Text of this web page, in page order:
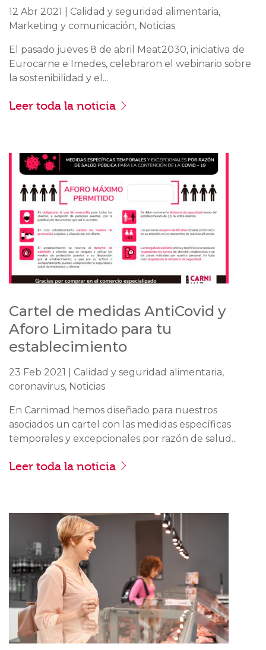
12 Abr 2021 | Calidad y seguridad alimentaria,
Marketing y comunicación, Noticias
El pasado jueves 8 de abril Meat2030, iniciativa de
Eurocarne e Imedes, celebraron el webinario sobre
la sostenibilidad y el...
Leer toda la noticia
Cartel de medidas AntiCovid y
Aforo Limitado para tu
establecimiento
23 Feb 2021 | Calidad y seguridad alimentaria,
coronavirus, Noticias
En Carnimad hemos diseñado para nuestros
asociados un cartel con las medidas específicas
temporales y excepcionales por razón de salud...
Leer toda la noticia